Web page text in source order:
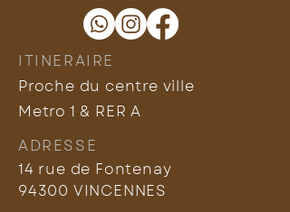
ITINERAIRE
Proche du centre ville
Metro 1 & RER A
ADRESSE
14 rue de Fontenay
94300 VINCENNES